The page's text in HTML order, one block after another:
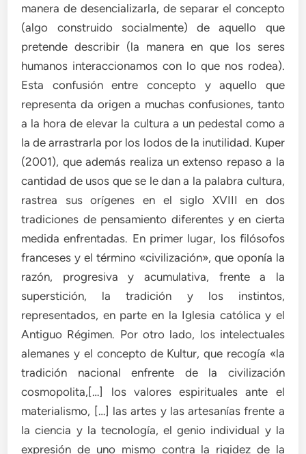
manera de desencializarla, de separar el concepto
(algo construido socialmente) de aquello que
pretende describir (la manera en que los seres
humanos interaccionamos con lo que nos rodea).
Esta confusión entre concepto y aquello que
representa da origen a muchas confusiones, tanto
a la hora de elevar la cultura a un pedestal como a
la de arrastrarla por los lodos de la inutilidad. Kuper
(2001), que además realiza un extenso repaso a la
cantidad de usos que se le dan a la palabra cultura,
rastrea sus orígenes en el siglo XVIII en dos
tradiciones de pensamiento diferentes y en cierta
medida enfrentadas. En primer lugar, los filósofos
franceses y el término «civilización», que oponía la
razón, progresiva y acumulativa, frente a la
superstición, la tradición y los instintos,
representados, en parte en la Iglesia católica y el
Antiguo Régimen. Por otro lado, los intelectuales
alemanes y el concepto de Kultur, que recogía «la
tradición nacional enfrente de la civilización
cosmopolita,[…] los valores espirituales ante el
materialismo, […] las artes y las artesanías frente a
la ciencia y la tecnología, el genio individual y la
expresión de uno mismo contra la rigidez de la